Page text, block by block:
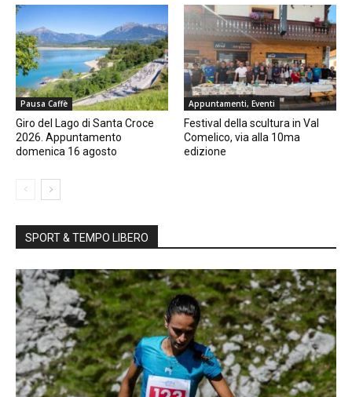
Pausa Caffè
Giro del Lago di Santa Croce
2026. Appuntamento
domenica 16 agosto
Appuntamenti, Eventi
Festival della scultura in Val
Comelico, via alla 10ma
edizione
SPORT & TEMPO LIBERO